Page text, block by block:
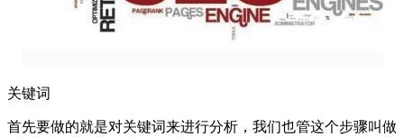
关键词
首先要做的就是对关键词来进行分析，我们也管这个步骤叫做